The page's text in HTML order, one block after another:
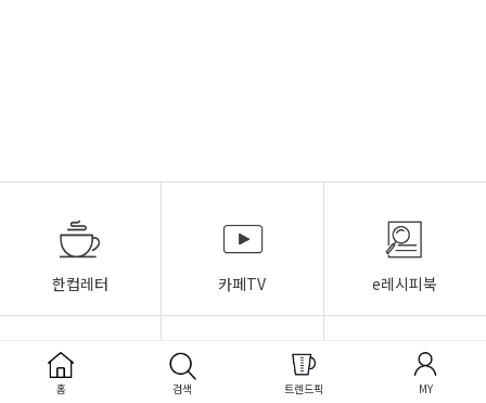
한컵레터 카페TV e레시피북
홈 검색 트렌드픽 MY